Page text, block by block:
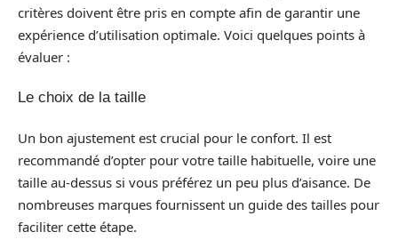
critères doivent être pris en compte afin de garantir une
expérience d’utilisation optimale. Voici quelques points à
évaluer :
Le choix de la taille
Un bon ajustement est crucial pour le confort. Il est
recommandé d’opter pour votre taille habituelle, voire une
taille au-dessus si vous préférez un peu plus d’aisance. De
nombreuses marques fournissent un guide des tailles pour
faciliter cette étape.